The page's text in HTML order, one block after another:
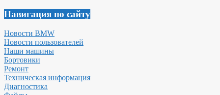
Навигация по сайту
Новости BMW
Новости пользователей
Наши машины
Бортовики
Ремонт
Техническая информация
Диагностика